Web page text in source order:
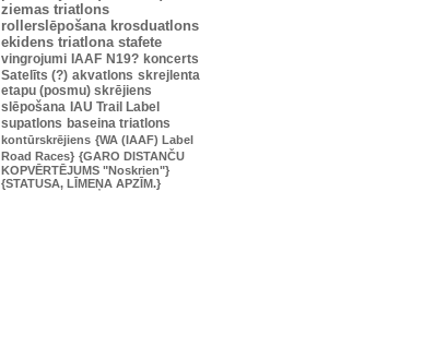
ziemas triatlons
rollerslēpošana krosduatlons
ekidens triatlona stafete
vingrojumi IAAF N19? koncerts
Satelīts (?) akvatlons skrejlenta
etapu (posmu) skrējiens
slēpošana
IAU Trail Label
supatlons baseina triatlons
kontūrskrējiens {WA (IAAF) Label
Road Races} {GARO DISTANČU
KOPVĒRTĒJUMS "Noskrien"}
{STATUSA, LĪMEŅA APZĪM.}